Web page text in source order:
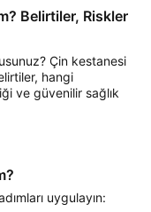
Belirtiler, Riskler
Çin kestanesi
hangi
ve güvenilir sağlık
uygulayın: